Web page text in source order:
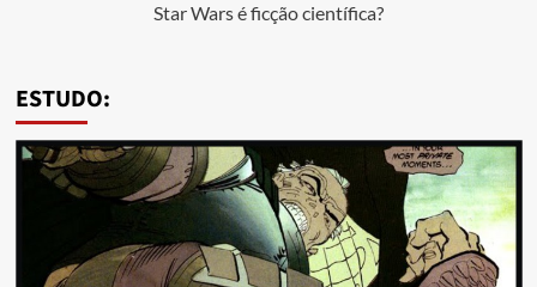
Star Wars é ficção científica?
ESTUDO: